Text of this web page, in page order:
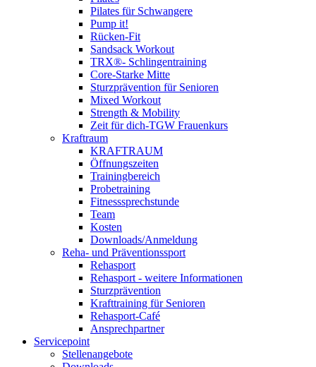
Pilates für Schwangere
Pump it!
Rücken-Fit
Sandsack Workout
TRX®- Schlingentraining
Core-Starke Mitte
Sturzprävention für Senioren
Mixed Workout
Strength & Mobility
Zeit für dich-TGW Frauenkurs
Kraftraum
KRAFTRAUM
Öffnungszeiten
Trainingbereich
Probetraining
Fitnesssprechstunde
Team
Kosten
Downloads/Anmeldung
Reha- und Präventionssport
Rehasport
Rehasport - weitere Informationen
Sturzprävention
Krafttraining für Senioren
Rehasport-Café
Ansprechpartner
Servicepoint
Stellenangebote